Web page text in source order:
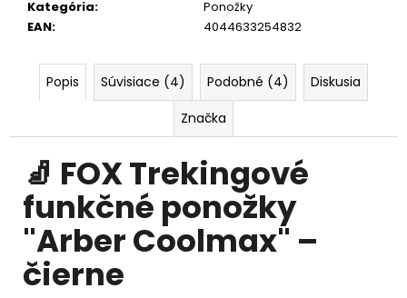
Kategória:
Ponožky
EAN: 4044633254832
Popis Súvisiace (4) Podobné (4)
Diskusia
Značka
🧦 FOX Trekingové
funkčné ponožky
"Arber Coolmax" –
čierne